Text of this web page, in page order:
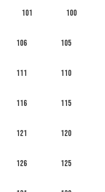
100
101
105
106
110
111
115
116
120
121
125
126